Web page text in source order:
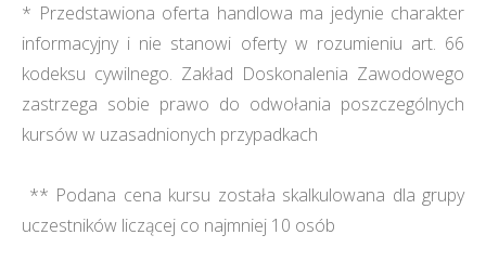
* Przedstawiona oferta handlowa ma jedynie charakter
informacyjny i nie stanowi oferty w rozumieniu art. 66
kodeksu cywilnego. Zakład Doskonalenia Zawodowego
zastrzega sobie prawo do odwołania poszczególnych
kursów w uzasadnionych przypadkach
** Podana cena kursu została skalkulowana dla grupy
uczestników liczącej co najmniej 10 osób